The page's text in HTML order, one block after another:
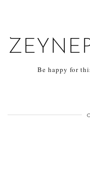
Be happy for